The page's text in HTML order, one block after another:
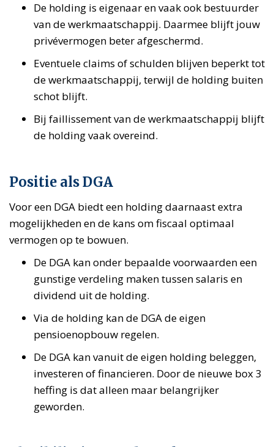
De holding is eigenaar en vaak ook bestuurder
van de werkmaatschappij. Daarmee blijft jouw
privévermogen beter afgeschermd.
Eventuele claims of schulden blijven beperkt tot
de werkmaatschappij, terwijl de holding buiten
schot blijft.
Bij faillissement van de werkmaatschappij blijft
de holding vaak overeind.
Positie als DGA
Voor een DGA biedt een holding daarnaast extra
mogelijkheden en de kans om fiscaal optimaal
vermogen op te bowuen.
De DGA kan onder bepaalde voorwaarden een
gunstige verdeling maken tussen salaris en
dividend uit de holding.
Via de holding kan de DGA de eigen
pensioenopbouw regelen.
De DGA kan vanuit de eigen holding beleggen,
investeren of financieren. Door de nieuwe box 3
heffing is dat alleen maar belangrijker
geworden.